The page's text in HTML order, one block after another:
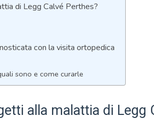
di Legg Calvé Perthes?
con la visita ortopedica
sono e come curarle
alla malattia di Legg